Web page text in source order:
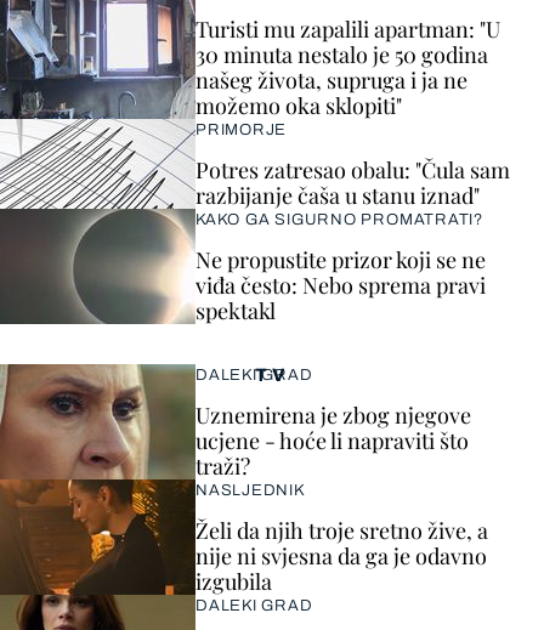
Turisti mu zapalili apartman: "U
30 minuta nestalo je 50 godina
našeg života, supruga i ja ne
možemo oka sklopiti"
PRIMORJE
Potres zatresao obalu: "Čula sam
razbijanje čaša u stanu iznad"
KAKO GA SIGURNO PROMATRATI?
Ne propustite prizor koji se ne
viđa često: Nebo sprema pravi
spektakl
TV
DALEKI GRAD
Uznemirena je zbog njegove
ucjene - hoće li napraviti što
traži?
NASLJEDNIK
Želi da njih troje sretno žive, a
nije ni svjesna da ga je odavno
izgubila
DALEKI GRAD